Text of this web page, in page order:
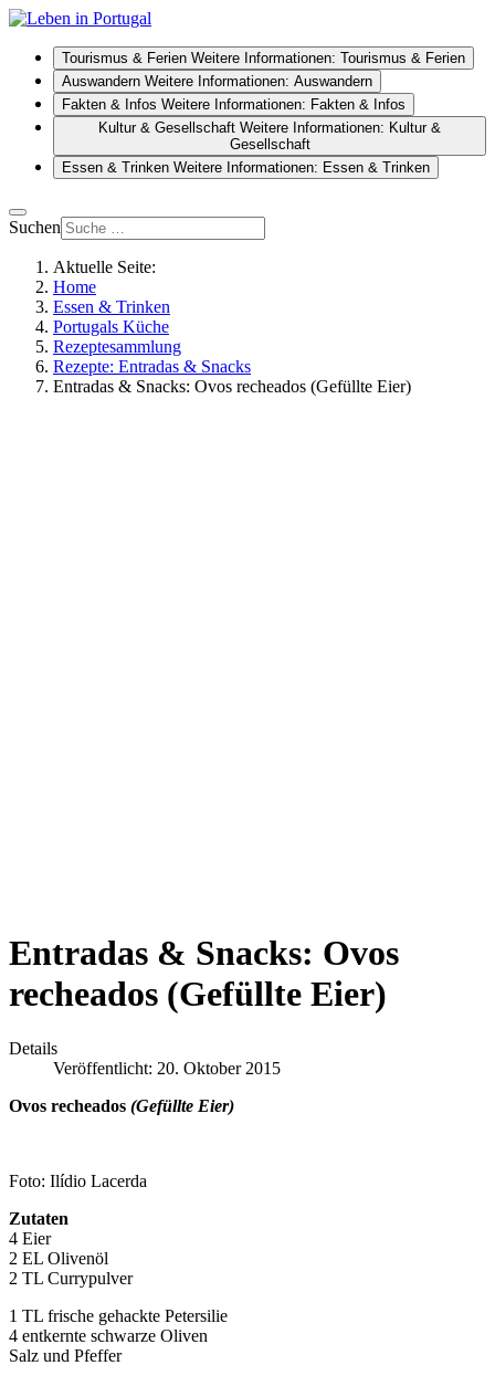
Tourismus & Ferien Weitere Informationen: Tourismus & Ferien
Auswandern Weitere Informationen: Auswandern
Fakten & Infos Weitere Informationen: Fakten & Infos
Kultur & Gesellschaft Weitere Informationen: Kultur &
Gesellschaft
Essen & Trinken Weitere Informationen: Essen & Trinken
Suchen
Aktuelle Seite:
Home
Essen & Trinken
Portugals Küche
Rezeptesammlung
Rezepte: Entradas & Snacks
Entradas & Snacks: Ovos recheados (Gefüllte Eier)
Entradas & Snacks: Ovos
recheados (Gefüllte Eier)
Details
Veröffentlicht: 20. Oktober 2015
Ovos recheados (Gefüllte Eier)
Foto: Ilídio Lacerda
Zutaten
4 Eier
2 EL Olivenöl
2 TL Currypulver
1 TL frische gehackte Petersilie
4 entkernte schwarze Oliven
Salz und Pfeffer